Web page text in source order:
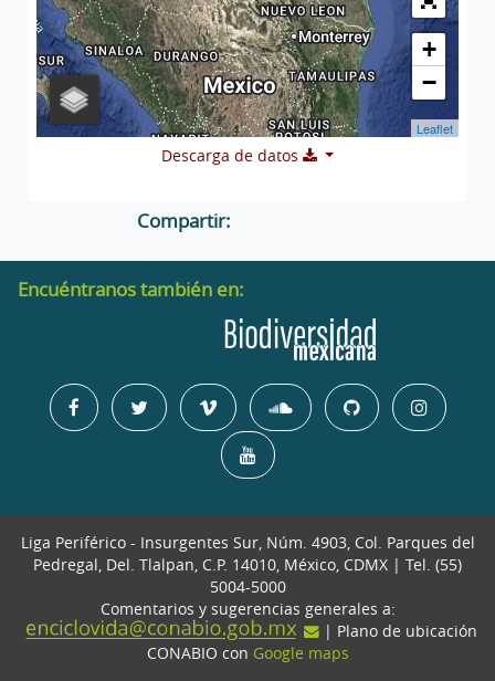
+
−
Leaflet
Descarga de datos
Compartir:
Encuéntranos también en:
Liga Periférico - Insurgentes Sur, Núm. 4903, Col. Parques del
Pedregal, Del. Tlalpan, C.P. 14010, México, CDMX | Tel. (55)
5004-5000
Comentarios y sugerencias generales a:
| Plano de ubicación
CONABIO con Google maps